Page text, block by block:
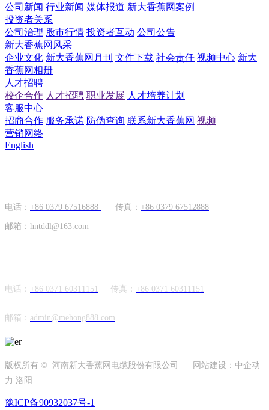
公司新闻 行业新闻 媒体报道 新大香蕉网案例
投资者关系
公司治理 股市行情 投资者互动 公司公告
新大香蕉网风采
企业文化 新大香蕉网月刊 文件下载 社会责任 视频中心 新大
香蕉网相册
人才招聘
校企合作 人才招聘 职业发展 人才培养计划
客服中心
招商合作 服务承诺 防伪查询 联系新大香蕉网 视频
营销网络
English
电话： +86 0379 67516888 传真： +86 0379 67512888
邮箱： hntddl@163.com
电话： +86 0371 60311151 传真： +86 0371 60311151
邮箱： admin@mehong888.com
版权所有 © 河南新大香蕉网电缆股份有限公司
网站建设：中企动
力 洛阳
豫ICP备90932037号-1